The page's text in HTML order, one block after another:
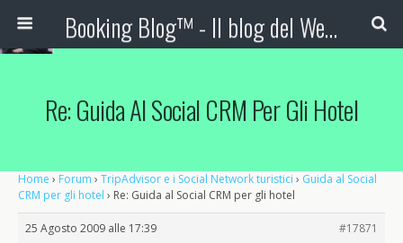
Booking Blog™ - Il blog del Web Marketing Turistico
Re: Guida Al Social CRM Per Gli Hotel
Home › Forum › TripAdvisor e i Social Network turistici › Guida al Social
CRM per gli hotel › Re: Guida al Social CRM per gli hotel
25 Agosto 2009 alle 17:39
#17871